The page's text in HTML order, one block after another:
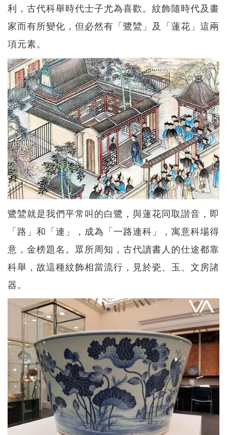
利，古代科舉時代士子尤為喜歡。紋飾隨時代及畫
家而有所變化，但必然有「鷺鷥」及「蓮花」這兩
項元素。
鷺鷥就是我們平常叫的白鷺，與蓮花同取諧音，即
「路」和「連」，成為「一路連科」，寓意科場得
意，金榜題名。眾所周知，古代讀書人的仕途都靠
科舉，故這種紋飾相當流行，見於瓷、玉、文房諸
器。